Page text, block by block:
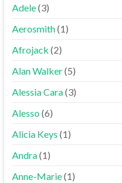
Adele(3)
Aerosmith(1)
Afrojack (2)
Alan Walker(5)
Alessia Cara(3)
Alesso(6)
Alicia Keys (1)
Andra(1)
Anne-Marie(1)